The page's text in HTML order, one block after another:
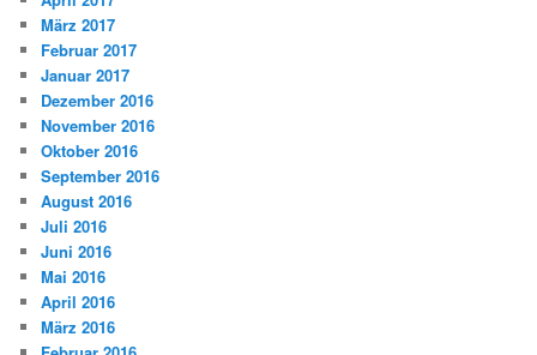
März 2017
Februar 2017
Januar 2017
Dezember 2016
November 2016
Oktober 2016
September 2016
August 2016
Juli 2016
Juni 2016
Mai 2016
April 2016
März 2016